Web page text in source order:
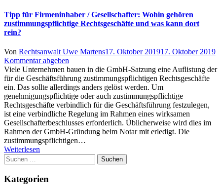
Tipp für Firmeninhaber / Gesellschafter: Wohin gehören
zustimmungspflichtige Rechtsgeschäfte und was kann dort
rein?
Author
Von Rechtsanwalt Uwe MartensPosted
17. Oktober 201917. Oktober 2019
Kommentar abgeben
Viele Unternehmen bauen in die GmbH-Satzung eine Auflistung der
für die Geschäftsführung zustimmungspflichtigen Rechtsgeschäfte
ein. Das sollte allerdings anders gelöst werden. Um
genehmigungspflichtige oder auch zustimmungspflichtige
Rechtsgeschäfte verbindlich für die Geschäftsführung festzulegen,
ist eine verbindliche Regelung im Rahmen eines wirksamen
Gesellschafterbeschlusses erforderlich. Üblicherweise wird dies im
Rahmen der GmbH-Gründung beim Notar mit erledigt. Die
zustimmungspflichtigen…
Weiterlesen
Suchen
nach:
Kategorien